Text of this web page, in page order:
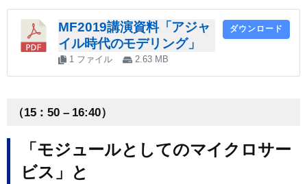
MF2019講演資料「アジャ
イル時代のモデリング」
1 ファイル 2.63 MB
ダウンロード
（15：50 – 16:40）
「モジュールとしてのマイクロサー
ビス」と